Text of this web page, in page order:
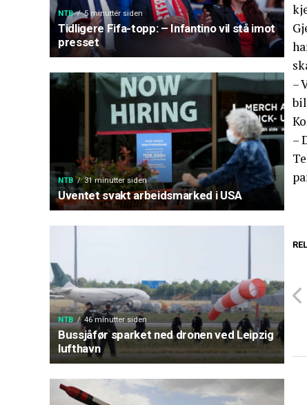
NTB 5 minutter siden
Tidligere Fifa-topp: – Infantino vil stå imot
presset
NTB 31 minutter siden
Uventet svakt arbeidsmarked i USA
NTB 46 minutter siden
Bussjåfør sparket ned dronen ved Leipzig
lufthavn
–
–